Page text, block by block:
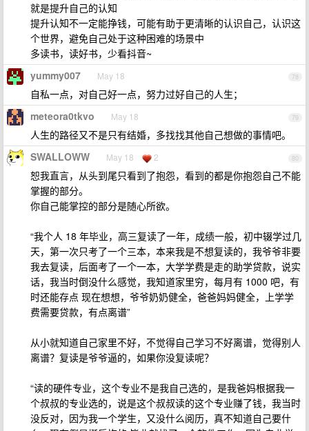
就是提升自己的认知
提升认知不一定能挣钱，可能有助于更清晰的认识自己，认识这
个世界，避免自己处于这种困难的场景中
多读书，读好书，少看抖音~
78
yummy007 May 18
自私一点，对自己好一点，努力过好自己的人生；
79
meteora0tkvo May 18
人生的路径又不是只有结婚，多找找其他自己想做的事情吧。
80
SWALLOWW May 18 2
恕我直言，从头到尾只看到了抱怨，看到的都是你抱怨自己不能
掌握的部分。
你自己能掌控的部分是随心所欲。
“我个人 18 年毕业，高三复读了一年，成绩一般，初中辍学过几
天，第一次只考了一个三本，本来我是不想复读的，我爷爷非要
我去复读，后面考了一个一本，大学学费是走的助学贷款，说实
话，我当时倒没什么感觉，我知道家里穷，每月有 1000 吧，有
时还能存点 现在想想，爷爷奶奶健全，爸爸妈妈健全，上学学
费需要贷款，有点离谱”
从小就知道自己家里不好，不觉得自己学习不好离谱，觉得别人
离谱？复读是爷爷逼的，如果你没复读呢？
“读的硬件专业，这个专业不是我自己选的，是我爸妈根据我一
个叔叔的专业选的，说是这个叔叔读的这个专业赚了钱，我当时
没反对，因为我一个学生，又没什么阅历，真不知道自己要什